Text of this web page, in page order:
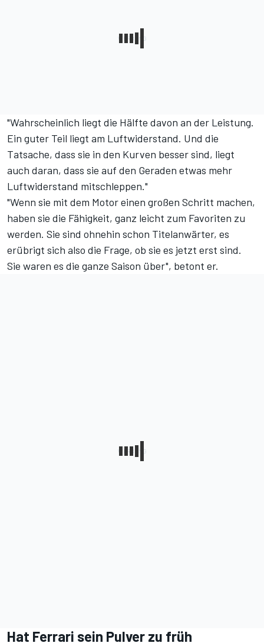
"Wahrscheinlich liegt die Hälfte davon an der Leistung.
Ein guter Teil liegt am Luftwiderstand. Und die
Tatsache, dass sie in den Kurven besser sind, liegt
auch daran, dass sie auf den Geraden etwas mehr
Luftwiderstand mitschleppen."
"Wenn sie mit dem Motor einen großen Schritt machen,
haben sie die Fähigkeit, ganz leicht zum Favoriten zu
werden. Sie sind ohnehin schon Titelanwärter, es
erübrigt sich also die Frage, ob sie es jetzt erst sind.
Sie waren es die ganze Saison über", betont er.
Hat Ferrari sein Pulver zu früh